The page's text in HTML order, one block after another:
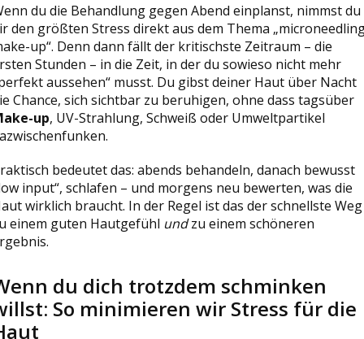
du die Behandlung gegen Abend einplanst, nimmst du
den größten Stress direkt aus dem Thema
up“. Denn dann fällt der kritischste Zeitraum – die
Stunden – in die Zeit, in der du sowieso nicht mehr
aussehen“ musst. Du gibst deiner Haut über Nacht
Chance, sich sichtbar zu beruhigen, ohne dass tagsüber
up, UV-Strahlung, Schweiß oder Umweltpartikel
bedeutet das: abends behandeln, danach bewusst
input“, schlafen – und morgens neu bewerten, was die
wirklich braucht. In der Regel ist das der schnellste Weg
einem guten Hautgefühl undzu einem schöneren
du dich trotzdem schminken
So minimieren wir Stress für die